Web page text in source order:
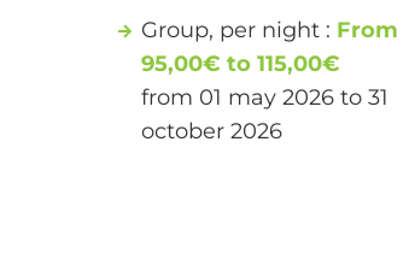
Group, per night : From
95,00€ to 115,00€
from 01 may 2026 to 31
october 2026